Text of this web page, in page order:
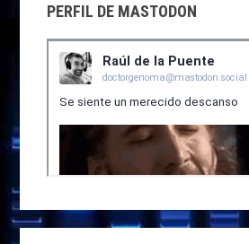
PERFIL DE MASTODON